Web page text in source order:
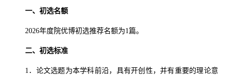
一、初选名额
2026年度院优博初选推荐名额为1篇。
二、初选标准
1．论文选题为本学科前沿，具有开创性，并有重要的理论意